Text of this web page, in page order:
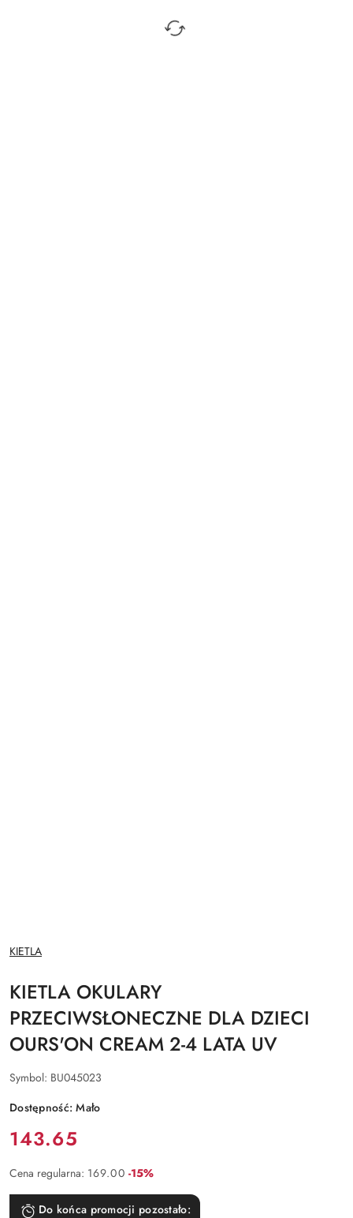
NAZWA
PRODUCENTA:
KIETLA
KIETLA OKULARY
PRZECIWSŁONECZNE DLA DZIECI
OURS'ON CREAM 2-4 LATA UV
Symbol: BU045023
Dostępność:Mało
Cena:
143.65
Cena regularna: 169.00 Rabat:
-15%
Do końca promocji pozostało: